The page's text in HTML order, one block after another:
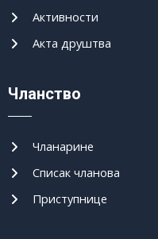
Активности
Акта друштва
Чланство
Чланарине
Списак чланова
Приступнице